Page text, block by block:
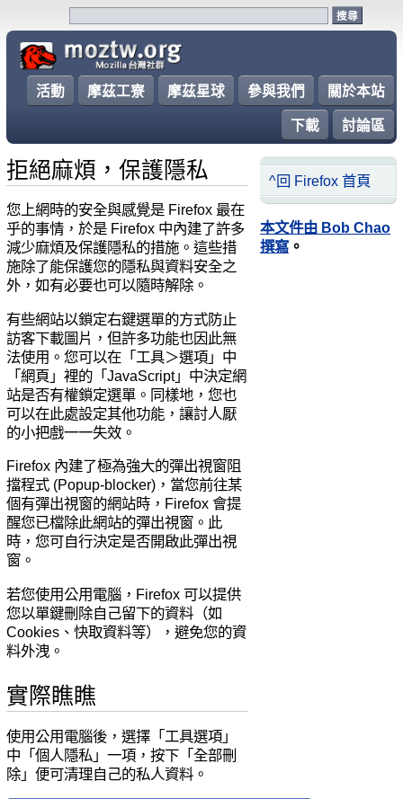
關於本站
參與我們
摩茲星球
摩茲工寮
活動
討論區
下載
拒絕麻煩，保護隱私
您上網時的安全與感覺是 Firefox 最在
乎的事情，於是 Firefox 中內建了許多
減少麻煩及保護隱私的措施。這些措
施除了能保護您的隱私與資料安全之
外，如有必要也可以隨時解除。
有些網站以鎖定右鍵選單的方式防止
訪客下載圖片，但許多功能也因此無
法使用。您可以在「工具＞選項」中
「網頁」裡的「JavaScript」中決定網
站是否有權鎖定選單。同樣地，您也
可以在此處設定其他功能，讓討人厭
的小把戲一一失效。
Firefox 內建了極為強大的彈出視窗阻
擋程式 (Popup-blocker)，當您前往某
個有彈出視窗的網站時，Firefox 會提
醒您已檔除此網站的彈出視窗。此
時，您可自行決定是否開啟此彈出視
窗。
若您使用公用電腦，Firefox 可以提供
您以單鍵刪除自己留下的資料（如
Cookies、快取資料等），避免您的資
料外洩。
實際瞧瞧
使用公用電腦後，選擇「工具選項」
中「個人隱私」一項，按下「全部刪
除」便可清理自己的私人資料。
^回 Firefox 首頁
本文件由 Bob Chao
撰寫 。